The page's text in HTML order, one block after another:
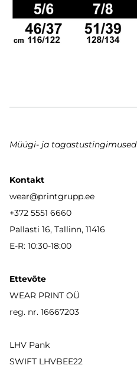
Müügi- ja tagastustingimused
Kontakt
wear@printgrupp.ee
+372 5551 6660
Pallasti 16, Tallinn, 11416
E-R: 10:30-18:00
Ettevõte
WEAR PRINT OÜ
reg. nr. 16667203
LHV Pank
SWIFT LHVBEE22